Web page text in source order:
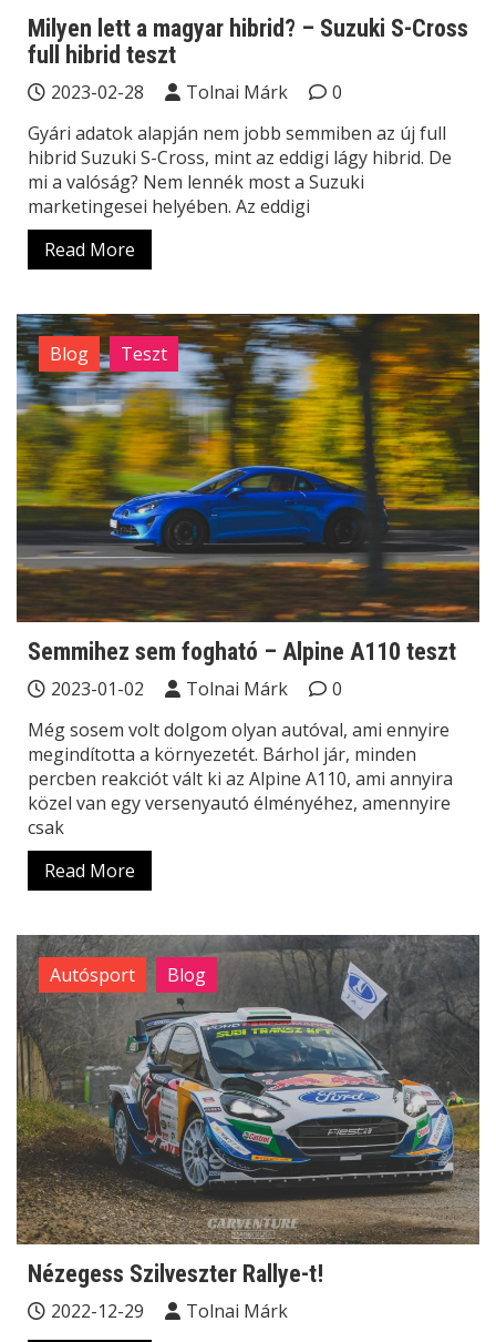
Milyen lett a magyar hibrid? – Suzuki S-Cross
full hibrid teszt
2023-02-28 Tolnai Márk
0
Gyári adatok alapján nem jobb semmiben az új full
hibrid Suzuki S-Cross, mint az eddigi lágy hibrid. De
mi a valóság? Nem lennék most a Suzuki
marketingesei helyében. Az eddigi
Read More
Blog Teszt
Semmihez sem fogható – Alpine A110 teszt
2023-01-02 Tolnai Márk
0
Még sosem volt dolgom olyan autóval, ami ennyire
megindította a környezetét. Bárhol jár, minden
percben reakciót vált ki az Alpine A110, ami annyira
közel van egy versenyautó élményéhez, amennyire
csak
Read More
Autósport Blog
Nézegess Szilveszter Rallye-t!
2022-12-29 Tolnai Márk